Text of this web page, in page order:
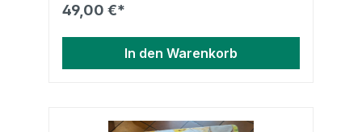
49,00 €*
In den Warenkorb